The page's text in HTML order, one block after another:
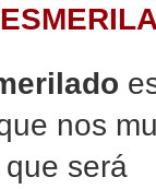
nos
será